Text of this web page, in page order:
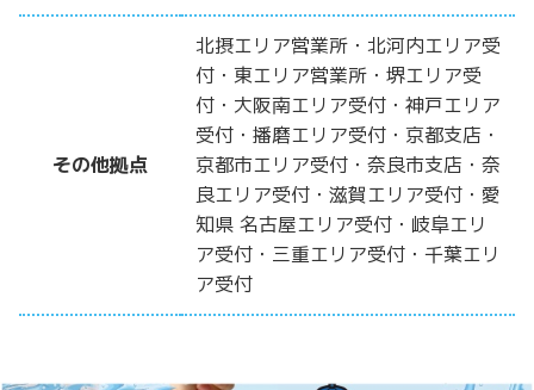
その他拠点
北摂エリア営業所・北河内エリア受
付・東エリア営業所・堺エリア受
付・大阪南エリア受付・神戸エリア
受付・播磨エリア受付・京都支店・
京都市エリア受付・奈良市支店・奈
良エリア受付・滋賀エリア受付・愛
知県 名古屋エリア受付・岐阜エリ
ア受付・三重エリア受付・千葉エリ
ア受付